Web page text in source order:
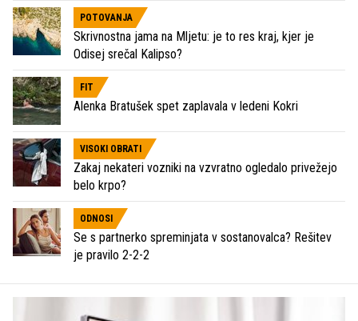
POTOVANJA
Skrivnostna jama na Mljetu: je to res kraj, kjer je
Odisej srečal Kalipso?
FIT
Alenka Bratušek spet zaplavala v ledeni Kokri
VISOKI OBRATI
Zakaj nekateri vozniki na vzvratno ogledalo privežejo
belo krpo?
ODNOSI
Se s partnerko spreminjata v sostanovalca? Rešitev
je pravilo 2-2-2